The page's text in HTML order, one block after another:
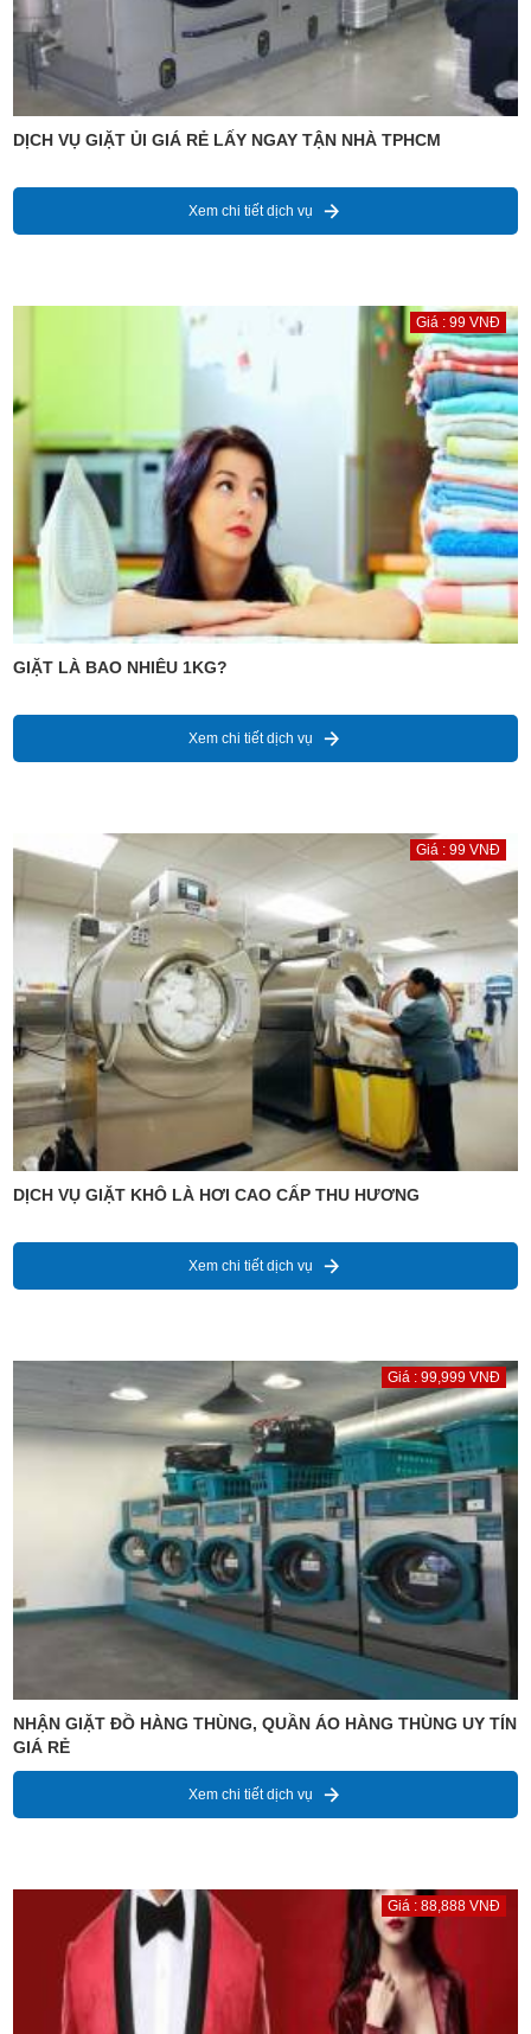
DỊCH VỤ GIẶT ỦI GIÁ RẺ LẤY NGAY TẬN NHÀ TPHCM
Xem chi tiết dịch vụ
Giá : 99 VNĐ
GIẶT LÀ BAO NHIÊU 1KG?
Xem chi tiết dịch vụ
Giá : 99 VNĐ
DỊCH VỤ GIẶT KHÔ LÀ HƠI CAO CẤP THU HƯƠNG
Xem chi tiết dịch vụ
Giá : 99,999 VNĐ
NHẬN GIẶT ĐỒ HÀNG THÙNG, QUẦN ÁO HÀNG THÙNG UY TÍN
GIÁ RẺ
Xem chi tiết dịch vụ
Giá : 88,888 VNĐ